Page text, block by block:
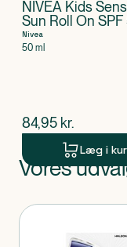
NIVEA Kids
Sun Roll On SPF
Nivea
50 ml
$nuværende pris
84,95 kr.
Læg i
Produkt 1 af 0
Vores
Produkter